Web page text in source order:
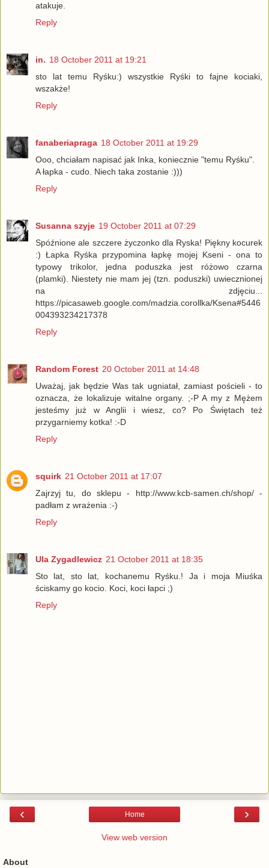
atakuje.
Reply
in. 18 October 2011 at 19:21
sto lat temu Ryśku:) wszystkie Ryśki to fajne kociaki,
wszakże!
Reply
fanaberiapraga 18 October 2011 at 19:29
Ooo, chciałam napisać jak Inka, koniecznie "temu Ryśku".
A łapka - cudo. Niech taka zostanie :)))
Reply
Susanna szyje 19 October 2011 at 07:29
Spóźnione ale szczere życzonko dla Ryska! Piękny kocurek
:) Łapka Ryśka przypomina łapkę mojej Kseni - ona to
typowy trikolor, jedna poduszka jest różowo czarna
(plamki). Niestety nie mam jej (tzn. poduszki) uwiecznionej
na zdjęciu...
https://picasaweb.google.com/madzia.corollka/Ksena#5446
004393234217378
Reply
Random Forest 20 October 2011 at 14:48
Uważaj, jak będzie Was tak ugniatał, zamiast pościeli - to
oznacza, że lokalizuje witalne organy. ;-P A my z Mężem
jesteśmy już w Anglii i wiesz, co? Po Świętach też
przygarniemy kotka! :-D
Reply
squirk 21 October 2011 at 17:07
Zajrzyj tu, do sklepu - http://www.kcb-samen.ch/shop/ -
padłam z wrażenia :-)
Reply
Ula Zygadlewicz 21 October 2011 at 18:35
Sto lat, sto lat, kochanemu Ryśku.! Ja i moja Miuśka
ściskamy go kocio. Koci, koci łapci ;)
Reply
‹ ›
Home
View web version
About